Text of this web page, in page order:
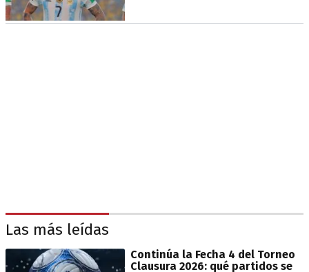
Las más leídas
Continúa la Fecha 4 del Torneo
Clausura 2026: qué partidos se